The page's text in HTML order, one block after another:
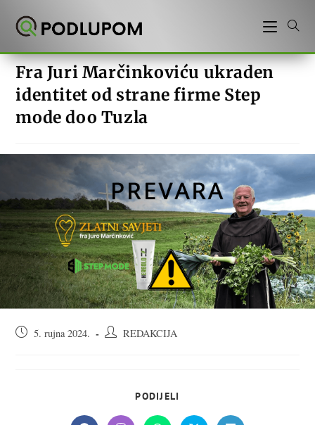
Fra Juri Marčinkoviću ukraden
identitet od strane firme Step
mode doo Tuzla
Objava5. rujna 2024.
AutorREDAKCIJA
PODIJELI
CONTENT